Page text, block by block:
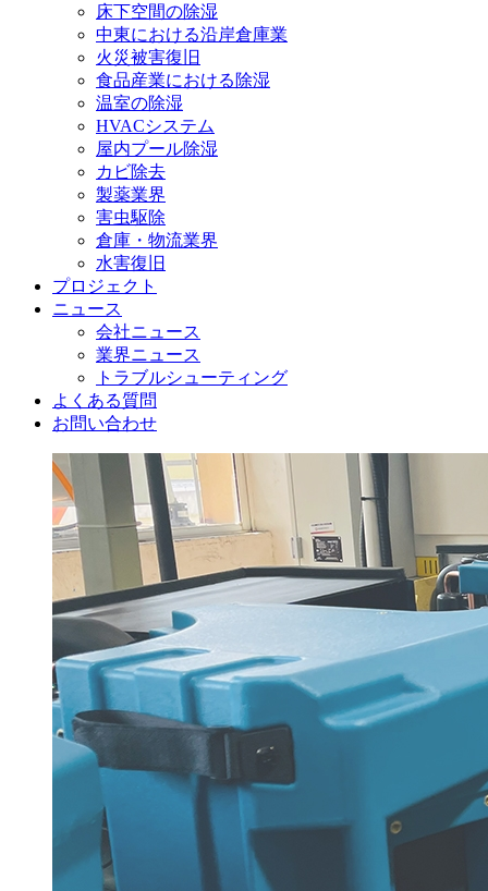
床下空間の除湿
中東における沿岸倉庫業
火災被害復旧
食品産業における除湿
温室の除湿
HVACシステム
屋内プール除湿
カビ除去
製薬業界
害虫駆除
倉庫・物流業界
水害復旧
プロジェクト
ニュース
会社ニュース
業界ニュース
トラブルシューティング
よくある質問
お問い合わせ